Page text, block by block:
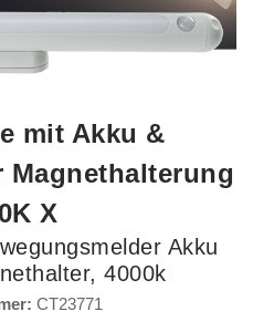
mit Akku &
Magnethalterung
X
Akku
4000k
CT23771